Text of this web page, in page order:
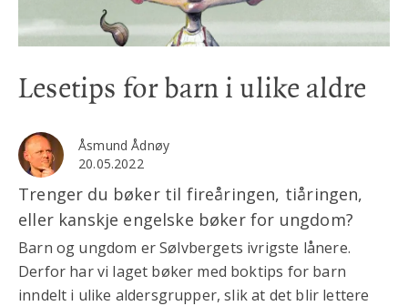
Lesetips for barn i ulike aldre
Åsmund Ådnøy
20.05.2022
Trenger du bøker til fireåringen, tiåringen,
eller kanskje engelske bøker for ungdom?
Barn og ungdom er Sølvbergets ivrigste lånere.
Derfor har vi laget bøker med boktips for barn
inndelt i ulike aldersgrupper, slik at det blir lettere